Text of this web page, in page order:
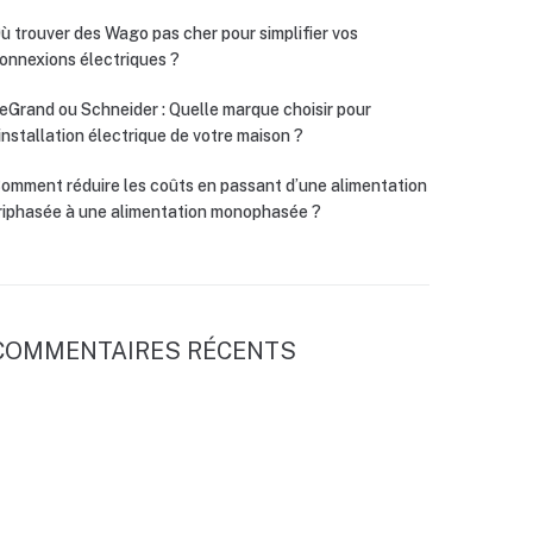
trouver des Wago pas cher pour simplifier vos
électriques ?
ou Schneider : Quelle marque choisir pour
électrique de votre maison ?
réduire les coûts en passant d’une alimentation
à une alimentation monophasée ?
RÉCENTS